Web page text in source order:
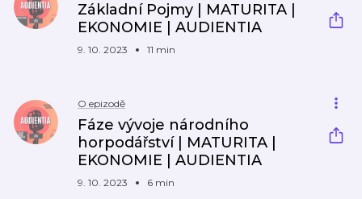
Základní Pojmy | MATURITA |
EKONOMIE | AUDIENTIA
9. 10. 2023 11 min
O epizodě
Fáze vývoje národního
horpodářství | MATURITA |
EKONOMIE | AUDIENTIA
9. 10. 2023 6 min